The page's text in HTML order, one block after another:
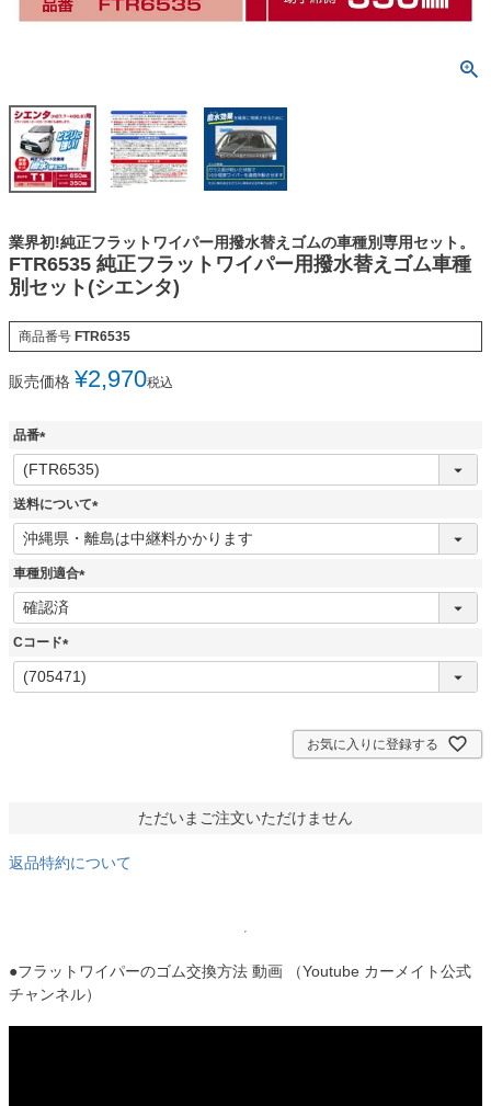
業界初!純正フラットワイパー用撥水替えゴムの車種別専用セット。
FTR6535 純正フラットワイパー用撥水替えゴム車種
別セット(シエンタ)
商品番号 FTR6535
販売価格 ¥2,970税込
品番
(
必
須
送料について
(
必
車種別適合
(
Cコード
(
必
お気に入りに登録する
ただいまご注文いただけません
返品特約について
●フラットワイパーのゴム交換方法 動画 （Youtube カーメイト公式
チャンネル）